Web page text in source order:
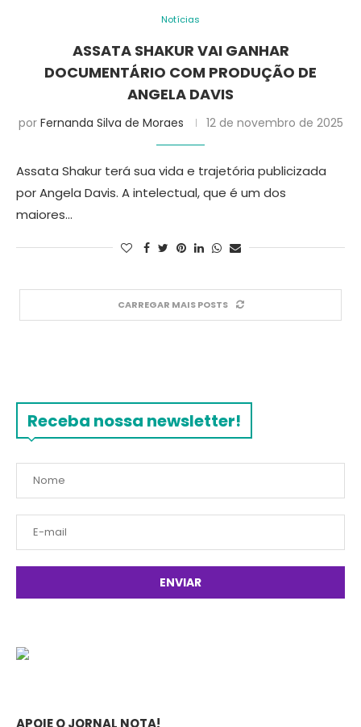
Notícias
ASSATA SHAKUR VAI GANHAR
DOCUMENTÁRIO COM PRODUÇÃO DE
ANGELA DAVIS
por Fernanda Silva de Moraes 12 de novembro de 2025
Assata Shakur terá sua vida e trajetória publicizada
por Angela Davis. A intelectual, que é um dos
maiores…
CARREGAR MAIS POSTS
Receba nossa newsletter!
APOIE O JORNAL NOTA!